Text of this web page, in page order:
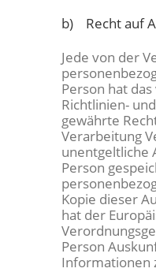
b) Recht auf
Jede von der
Person hat
Richtlinien-
gewährte
Verarbeitung
unentgeltliche
Person
Kopie dieser
hat der
Person
Informationen